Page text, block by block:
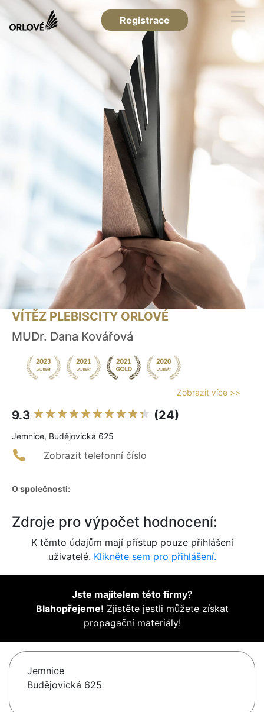
Registrace
VÍTĚZ PLEBISCITY ORLOVÉ
MUDr. Dana Kovářová
Zobrazit více >>
9.3 (24)
Jemnice, Budějovická 625
Zobrazit telefonní číslo
O společnosti:
Zdroje pro výpočet hodnocení:
K těmto údajům mají přístup pouze přihlášení
uživatelé. Klikněte sem pro přihlášení.
Jste majitelem této firmy?
Blahopřejeme! Zjistěte jestli můžete získat
propagační materiály!
Jemnice
Budějovická 625